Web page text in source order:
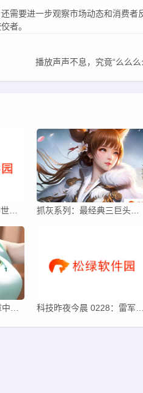
需要进一步观察市场动态和消费者
者。
播放声声不息，究竟“么么么么
4 月 4 日上映，《我的世界》大电影终极预告发布